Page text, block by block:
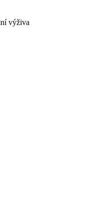
výživa